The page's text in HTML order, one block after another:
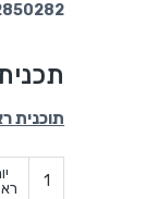
תוכנית
1